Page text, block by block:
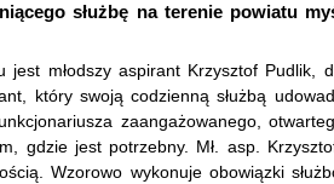
służbę na terenie powiatu
młodszy aspirant Krzysztof Pudlik,
który swoją codzienną służbą
zaangażowanego,
gdzie jest potrzebny. Mł. asp.
Wzorowo wykonuje obowiązki